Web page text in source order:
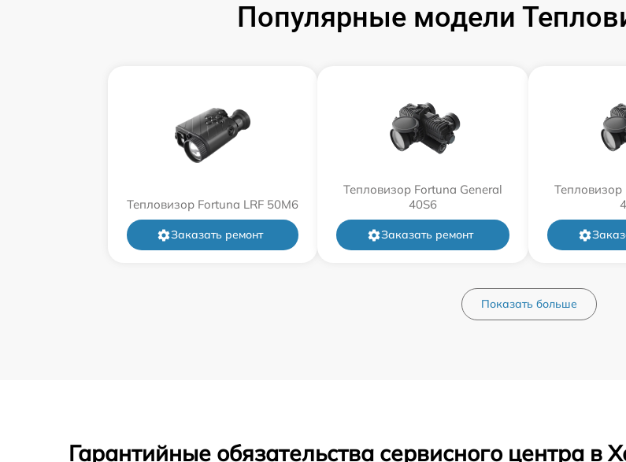
Популярные модели
Тепловизор Fortuna LRF 50M6
Заказать ремонт
Тепловизор Fortuna General
40S6
Заказать ремонт
Тепловизор
Показать больше
Гарантийные обязательства сервисного центра в